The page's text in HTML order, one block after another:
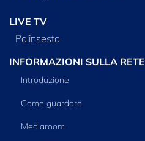
LIVE TV
Palinsesto
INFORMAZIONI SULLA RETE
Introduzione
Come guardare
Mediaroom